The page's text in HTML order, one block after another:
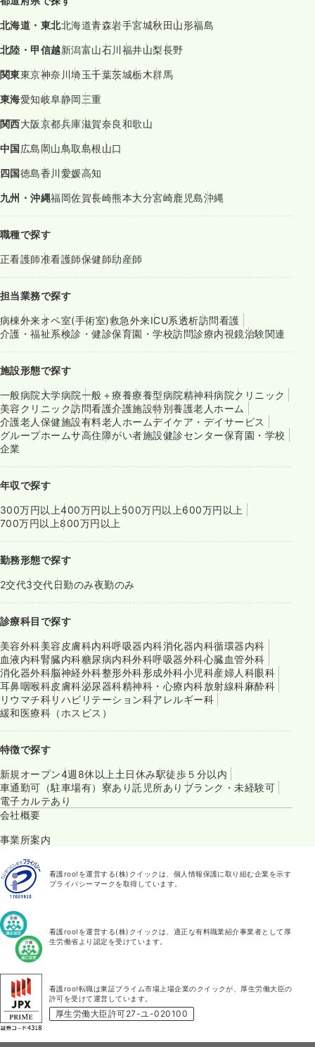
北海道・東北北海道青森岩手宮城秋田山形福島
北陸・甲信越新潟富山石川福井山梨長野
関東東京神奈川埼玉千葉茨城栃木群馬
東海愛知岐阜静岡三重
関西大阪京都兵庫滋賀奈良和歌山
中国広島岡山鳥取島根山口
四国徳島香川愛媛高知
九州・沖縄福岡佐賀長崎熊本大分宮崎鹿児島沖縄
職種で探す
正看護師准看護師保健師助産師
担当業務で探す
病棟外来オペ室(手術室)救急外来ICU系透析訪問看護
介護・福祉系検診・健診保育園・学校訪問診療内視鏡治験関連
施設形態で探す
一般病院大学病院一般＋療養療養型病院精神科病院クリニック
美容クリニック訪問看護介護施設特別養護老人ホーム
介護老人保健施設有料老人ホームデイケア・デイサービス
グループホームサ高住障がい者施設健診センター保育園・学校
企業
年収で探す
300万円以上400万円以上 500万円以上600万円以上
700万円以上800万円以上
勤務形態で探す
2交代3交代日勤のみ夜勤のみ
診療科目で探す
美容外科美容皮膚科内科呼吸器内科消化器内科循環器内科
血液内科腎臓内科糖尿病内科外科呼吸器外科心臓血管外科
消化器外科脳神経外科整形外科形成外科小児科産婦人科眼科
耳鼻咽喉科皮膚科泌尿器科精神科・心療内科放射線科麻酔科
リウマチ科リハビリテーション科アレルギー科
緩和医療科（ホスピス）
特徴で探す
新規オープン4週8休以上 土日休み駅徒歩５分以内
車通勤可（駐車場有） 寮あり託児所あり ブランク・未経験可
電子カルテあり
会社概要
事業所案内
看護roo!を運営する(株)クイックは、個人情報保護に取り組む企業を示す
プライバシーマークを取得しています。
看護roo!を運営する(株)クイックは、適正な有料職業紹介事業者として厚
生労働省より認定を受けています。
看護roo!転職は東証プライム市場上場企業のクイックが、厚生労働大臣の
許可を受けて運営しています。
厚生労働大臣許可27-ユ-020100